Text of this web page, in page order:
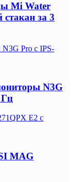
Mi Water
за 3
Pro с IPS-
N3G
Гц
E2 с
MAG